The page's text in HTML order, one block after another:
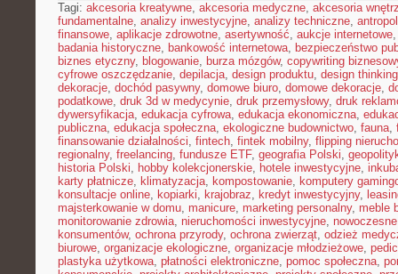
Tagi: akcesoria kreatywne, akcesoria medyczne, akcesoria
fundamentalne, analizy inwestycyjne, analizy techniczne,
finansowe, aplikacje zdrowotne, asertywność, aukcje internetowe
badania historyczne, bankowość internetowa, bezpieczeństwo
biznes etyczny, blogowanie, burza mózgów, copywriting
cyfrowe oszczędzanie, depilacja, design produktu, design thinking
dekoracje, dochód pasywny, domowe biuro, domowe dekoracje,
podatkowe, druk 3d w medycynie, druk przemysłowy, druk
dywersyfikacja, edukacja cyfrowa, edukacja ekonomiczna,
publiczna, edukacja społeczna, ekologiczne budownictwo, fauna,
finansowanie działalności, fintech, fintek mobilny, flipping
regionalny, freelancing, fundusze ETF, geografia Polski,
historia Polski, hobby kolekcjonerskie, hotele inwestycyjne,
karty płatnicze, klimatyzacja, kompostowanie, komputery
konsultacje online, kopiarki, krajobraz, kredyt inwestycyjny,
majsterkowanie w domu, manicure, marketing personalny, meble
monitorowanie zdrowia, nieruchomości inwestycyjne,
konsumentów, ochrona przyrody, ochrona zwierząt, odzież
biurowe, organizacje ekologiczne, organizacje młodzieżowe,
plastyka użytkowa, płatności elektroniczne, pomoc społeczna,